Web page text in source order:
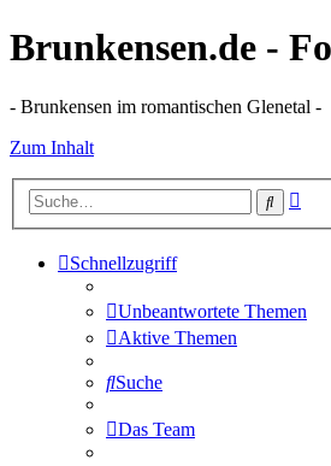
Brunkensen.de -
- Brunkensen im romantischen Glenetal -
Zum Inhalt
Suche
Schnellzugriff
Unbeantwortete Themen
Aktive Themen
Suche
Das Team